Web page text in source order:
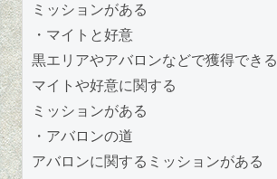
ミッションがある
・マイトと好意
黒エリアやアバロンなどで獲得できる
マイトや好意に関する
ミッションがある
・アバロンの道
アバロンに関するミッションがある